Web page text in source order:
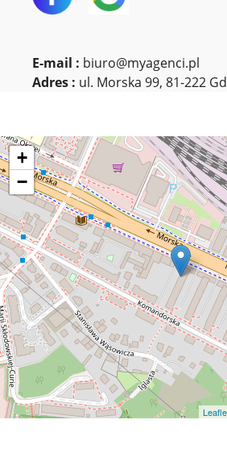
E-mail : biuro@myagenci.pl
Adres : ul. Morska 99, 81-222
+
−